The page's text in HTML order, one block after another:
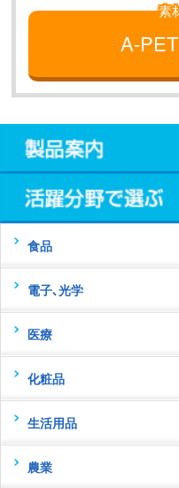
素
A-
食品
電子､光学
医療
化粧品
生活用品
農業